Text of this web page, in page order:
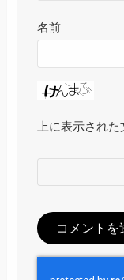
名前
上に表示され